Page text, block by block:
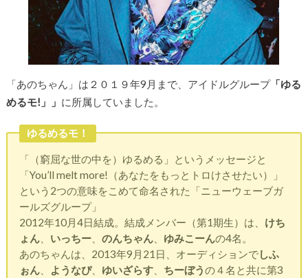
「あのちゃん」は２０１９年9月まで、アイドルグループ「ゆる
めるモ!」」 に所属していました。
ゆるめるモ！
「（窮屈な世の中を）ゆるめる」というメッセージと
「You’ll melt more!（あなたをもっとトロけさせたい）」
という2つの意味をこめて命名された「ニューウェーブガ
ールズグループ」
2012年10月4日結成。結成メンバー（第1期生）は、 けち
ょん
いっちー 、のんちゃん ゆみこーんの4名。
あのちゃんは、2013年9月21日、オーディションでしふ
ぉん
ようなぴ、 ゆいざらす ちーぼうの４名と共に第3